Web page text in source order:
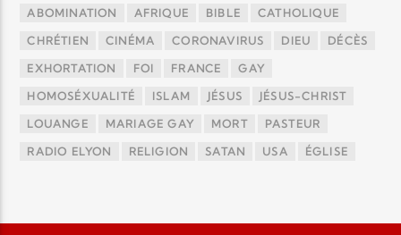
ABOMINATION AFRIQUE BIBLE CATHOLIQUE
CHRÉTIEN CINÉMA CORONAVIRUS DIEU DÉCÈS
EXHORTATION FOI FRANCE GAY
HOMOSÉXUALITÉ ISLAM JÉSUS JÉSUS-CHRIST
LOUANGE MARIAGE GAY MORT PASTEUR
RADIO ELYON RELIGION SATAN USA ÉGLISE